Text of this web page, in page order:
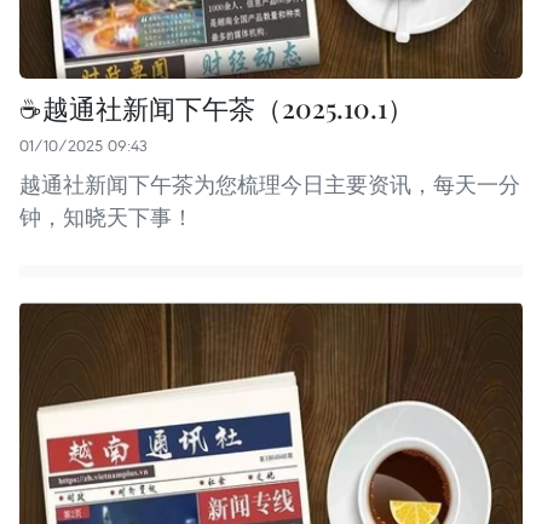
☕️越通社新闻下午茶（2025.10.1）
01/10/2025 09:43
越通社新闻下午茶为您梳理今日主要资讯，每天一分
钟，知晓天下事！